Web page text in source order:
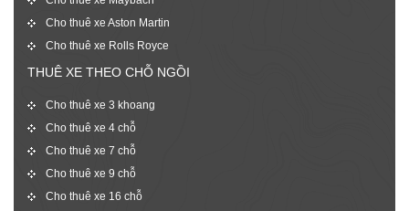
Cho thuê xe Aston Martin
Cho thuê xe Rolls Royce
THUÊ XE THEO CHỖ NGỒI
Cho thuê xe 3 khoang
Cho thuê xe 4 chỗ
Cho thuê xe 7 chỗ
Cho thuê xe 9 chỗ
Cho thuê xe 16 chỗ